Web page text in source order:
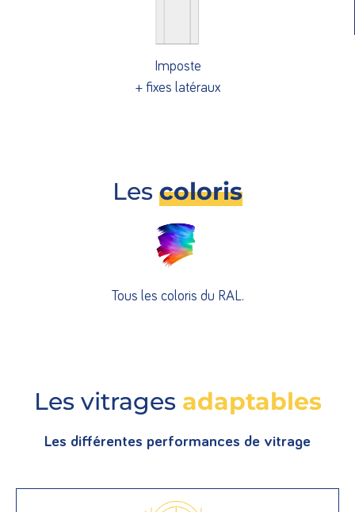
Imposte
+ fixes latéraux
Les coloris
Tous les coloris du RAL.
Les vitrages adaptables
Les différentes performances de vitrage